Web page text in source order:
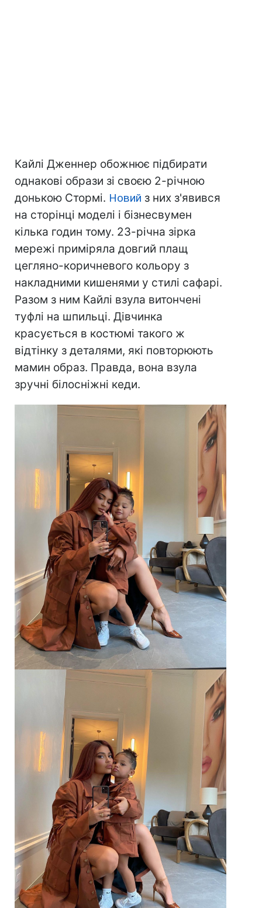
Кайлі Дженнер обожнює підбирати
однакові образи зі своєю 2-річною
донькою Стормі. Новий з них з'явився
на сторінці моделі і бізнесвумен
кілька годин тому. 23-річна зірка
мережі приміряла довгий плащ
цегляно-коричневого кольору з
накладними кишенями у стилі сафарі.
Разом з ним Кайлі взула витончені
туфлі на шпильці. Дівчинка
красується в костюмі такого ж
відтінку з деталями, які повторюють
мамин образ. Правда, вона взула
зручні білосніжні кеди.